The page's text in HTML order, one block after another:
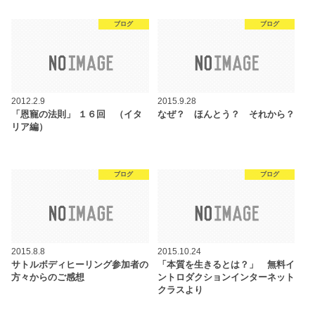
ブログ
2012.2.9
「恩寵の法則」 １６回 （イタ
リア編）
ブログ
2015.9.28
なぜ？ ほんとう？ それから？
ブログ
2015.8.8
サトルボディヒーリング参加者の
方々からのご感想
ブログ
2015.10.24
「本質を生きるとは？」 無料イ
ントロダクションインターネット
クラスより